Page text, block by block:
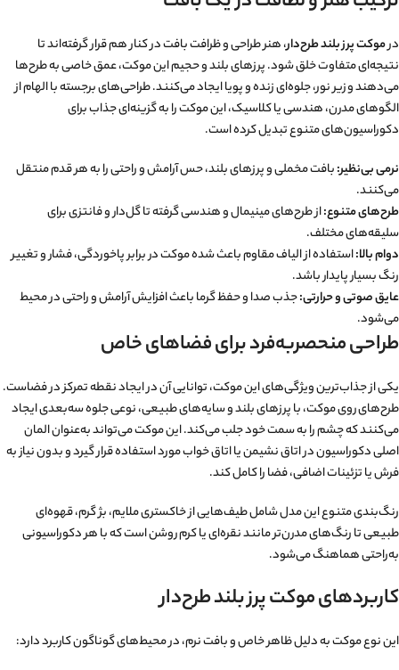
درموکت پرز بلند طرح‌دار، هنر طراحی و ظرافت بافت در کنار هم قرار گرفته‌اند تا
نتیجه‌ای متفاوت خلق شود. پرزهای بلند و حجیم این موکت، عمق خاصی به طرح‌ها
می‌دهند و زیر نور، جلوه‌ای زنده و پویا ایجاد می‌کنند. طراحی‌های برجسته با الهام از
الگوهای مدرن، هندسی یا کلاسیک، این موکت را به گزینه‌ای جذاب برای
دکوراسیون‌های متنوع تبدیل کرده است.
نرمی بی‌نظیر:بافت مخملی و پرزهای بلند، حس آرامش و راحتی را به هر قدم منتقل
می‌کنند.
طرح‌های متنوع:از طرح‌های مینیمال و هندسی گرفته تا گل‌دار و فانتزی برای
سلیقه‌های مختلف.
دوام بالا:استفاده از الیاف مقاوم باعث شده موکت در برابر پاخوردگی، فشار و تغییر
رنگ بسیار پایدار باشد.
عایق صوتی و حرارتی:جذب صدا و حفظ گرما باعث افزایش آرامش و راحتی در محیط
می‌شود.
طراحی منحصربه‌فرد برای فضاهای خاص
یکی از جذاب‌ترین ویژگی‌های این موکت، توانایی آن در ایجاد نقطه تمرکز در فضاست.
طرح‌های روی موکت، با پرزهای بلند و سایه‌های طبیعی، نوعی جلوه سه‌بعدی ایجاد
می‌کنند که چشم را به سمت خود جلب می‌کند. این موکت می‌تواند به‌عنوان المان
اصلی دکوراسیون در اتاق نشیمن یا اتاق خواب مورد استفاده قرار گیرد و بدون نیاز به
فرش یا تزئینات اضافی، فضا را کامل کند.
رنگ‌بندی متنوع این مدل شامل طیف‌هایی از خاکستری ملایم، بژ گرم، قهوه‌ای
طبیعی تا رنگ‌های مدرن‌تر مانند نقره‌ای یا کرم روشن است که با هر دکوراسیونی
به‌راحتی هماهنگ می‌شود.
کاربردهای موکت پرز بلند طرح‌دار
این نوع موکت به دلیل ظاهر خاص و بافت نرم، در محیط‌های گوناگون کاربرد دارد: